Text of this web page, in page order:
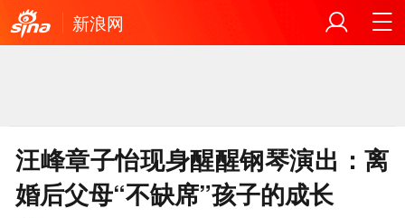
新浪网
汪峰章子怡现身醒醒钢琴演出：离
婚后父母“不缺席”孩子的成长